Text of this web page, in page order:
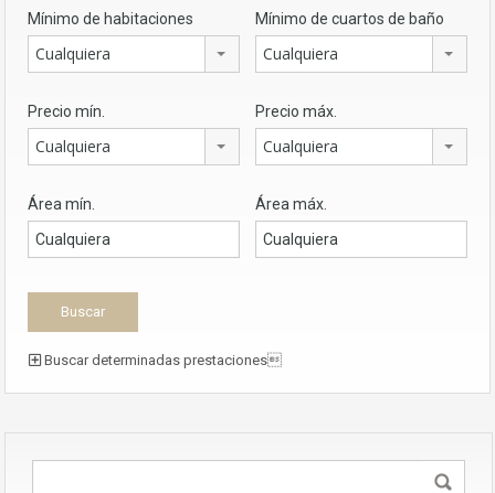
Mínimo de habitaciones
Cualquiera
Mínimo de cuartos de baño
Cualquiera
Precio mín.
Cualquiera
Precio máx.
Cualquiera
Área mín. Área máx.
Buscar determinadas prestaciones